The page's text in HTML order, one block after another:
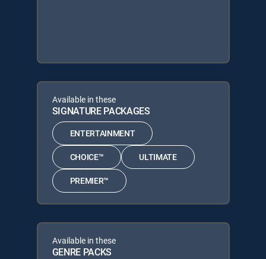
Available in these
SIGNATURE PACKAGES
ENTERTAINMENT
CHOICE™ ULTIMATE
PREMIER™
Available in these
GENRE PACKS